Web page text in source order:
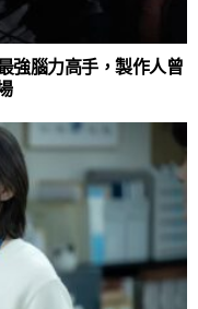
強腦力高手，製作人曾